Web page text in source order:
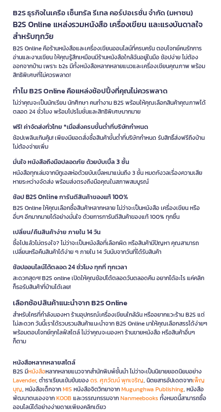
B2S ธุรกิจในเครือ เซ็นทรัล รีเทล คอร์ปอเรชั่น จำกัด (มหาชน)
B2S Online แหล่งรวมหนังสือ เครื่องเขียน และแรงบันดาลใจ
สำหรับทุกวัย
B2S Online คือร้านหนังสือและเครื่องเขียนออนไลน์ที่ครบครัน ตอบโจทย์คนรักการ
อ่านและงานเขียน ให้คุณรู้สึกเหมือนมีร้านหนังสือใกล้ฉันอยู่ในมือ ช้อปง่าย ไม่ต้อง
ออกจากบ้าน เพราะ b2s มีทั้งหนังสือหลากหลายแนวและเครื่องเขียนคุณภาพ พร้อม
สิทธิพิเศษที่ไม่ควรพลาด!
ทำไม B2S Online คือแหล่งช้อปปิ้งที่คุณไม่ควรพลาด
ไม่ว่าคุณจะเป็นนักเรียน นักศึกษา คนทำงาน B2S พร้อมให้คุณเลือกสินค้าคุณภาพได้
ตลอด 24 ชั่วโมง พร้อมโปรโมชั่นและสิทธิพิเศษมากมาย
ฟรี! ค่าจัดส่งทั่วไทย *เมื่อสั่งครบขั้นต่ำที่บริษัทกำหนด
ช้อปเพลินเกินคุ้ม! เพียงมียอดสั่งซื้อสินค้าขั้นต่ำที่บริษัทกำหนด รับสิทธิ์ส่งฟรีถึงบ้าน
ไม่ต้องจ่ายเพิ่ม
มั่นใจ หนังสือถึงมือปลอดภัย ด้วยบับเบิ้ล 3 ชั้น
หนังสือทุกเล่มจากบีทูเอสห่อด้วยบับเบิ้ลหนาแน่นถึง 3 ชั้น หมดกังวลเรื่องความเสีย
หายระหว่างจัดส่ง พร้อมส่งตรงถึงมือคุณในสภาพสมบูรณ์
ช้อป B2S Online การันตีสินค้าของแท้ 100%
B2S Online ให้คุณเลือกซื้อสินค้าหลากหลาย ไม่ว่าจะเป็นหนังสือ เครื่องเขียน หรือ
อื่นๆ อีกมากมายได้อย่างมั่นใจ ด้วยการการันตีสินค้าของแท้ 100% ทุกชิ้น
เปลี่ยน/คืนสินค้าง่าย ภายใน 14 วัน
ซื้อไปแล้วไม่ตรงใจ? ไม่ว่าจะเป็นหนังสือที่เลือกผิด หรือสินค้ามีปัญหา คุณสามารถ
เปลี่ยนหรือคืนสินค้าได้ง่าย ๆ ภายใน 14 วันนับจากวันที่ได้รับสินค้า
ช้อปออนไลน์ได้ตลอด 24 ชั่วโมง ทุกที่ ทุกเวลา
สะดวกสุดๆ! B2S online เปิดให้คุณช้อปได้ตลอดวันตลอดคืน อยากได้อะไร แค่คลิก
ก็รอรับสินค้าที่บ้านได้เลย!
เลือกช้อปสินค้าแนะนำจาก B2S Online
สำหรับใครที่กำลังมองหา ร้านอุปกรณ์เครื่องเขียนใกล้ฉัน หรืออยากแวะร้าน B2S แต่
ไม่สะดวก วันนี้เราได้รวบรวมสินค้าแนะนำจาก B2S Online มาให้คุณเลือกสรรได้ง่ายๆ
พร้อมตอบโจทย์ทุกไลฟ์สไตล์ ไม่ว่าคุณจะมองหา ร้านขายหนังสือ หรือสินค้าอื่นๆ
ก็ตาม
หนังสือหลากหลายสไตล์
B2S มีหนังสือหลากหลายแนวจากสำนักพิมพ์ชั้นนำ ไม่ว่าจะเป็นนิยายยอดนิยมอย่าง
Lavender, ตำราเรียนเข้มข้นของดร. ศุภวัฒน์ พุกเจริญ, นิตยสารอัปเดตจากเพ็ญ
บุญ, หนังสือเด็กจากMIS หนังสือจิตวิทยาจากMugunghwa Publishing, หนังสือ
พัฒนาตนเองจากKOOB และวรรณกรรมจากNanmeebooks ทั้งหมดนี้สามารถซื้อ
ออนไลน์ได้อย่างง่ายดายเพียงคลิกเดียว